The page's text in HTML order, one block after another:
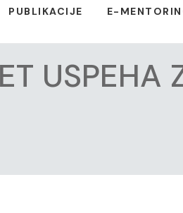
PUBLIKACIJE E-